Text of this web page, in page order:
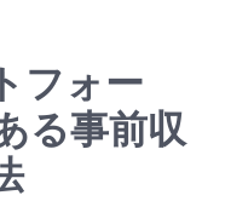
フォー
る事前収